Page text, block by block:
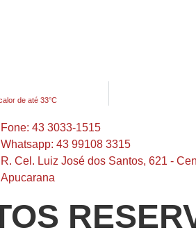
de até 33°C
Fone: 43 3033-1515
Whatsapp: 43 99108 3315
R. Cel. Luiz José dos Santos, 621 -
Apucarana